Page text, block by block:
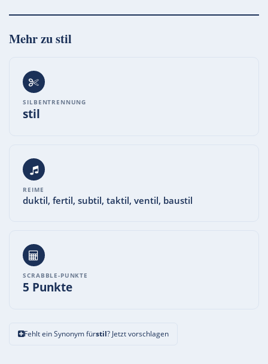
Mehr zustil
SILBENTRENNUNG
stil
REIME
duktil, fertil, subtil, taktil, ventil, baustil
SCRABBLE-PUNKTE
5 Punkte
Fehlt ein Synonym fürstil? Jetzt vorschlagen